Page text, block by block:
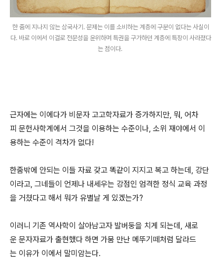
한 줌에 지나지 않는 삼국사기. 문제는 이를 소비하는 계층에 구분이 없다는 사실이
다. 바로 이에서 이걸로 전문성을 운위하며 특권을 구가하던 계층에 특장이 사라졌다
는 점이다.
근자에는 이에다가 비문자 고고학자료가 증가하지만, 뭐, 어차
피 문헌사학계에서 그것을 이용하는 수준이나, 소위 재야에서 이
용하는 수준이 격차가 없다!
한줌밖에 안되는 이들 자료 갖고 똑같이 지지고 복고 하는데, 강단
이라고, 그네들이 언제나 내세우는 강점인 엄격한 정식 교육 과정
을 거쳤다고 해서 뭐가 유별날 게 있겠는가?
이러니 기존 역사학이 살아남고자 발버둥을 치게 되는데, 새로
운 문자자료가 출현했다 하면 가뭄 만난 메뚜기떼처럼 달라드
는 이유가 이에서 말미암는다.